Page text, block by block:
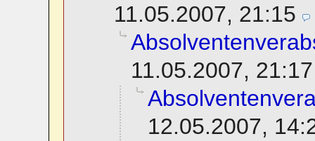
11.05.2007, 21:15
11.05.2007, 21:17
12.05.2007,